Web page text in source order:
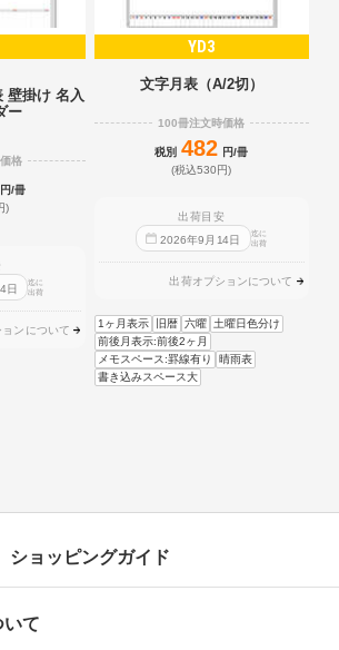
壁掛け 名入
ー
格
円/冊
)
日
迄に
出荷
ンについて
YD3
文字月表（A/2切）
100冊注文時価格
税別 482 円/冊
(税込530円)
出荷目安
2026年9 月 14日
迄に
出荷
出荷オプションについて
1ヶ月表示 旧暦 六曜
土曜日色分け
前後月表示:前後2ヶ月
メモスペース:罫線有り
晴雨表
書き込みスペース大
ショッピングガイド
いて